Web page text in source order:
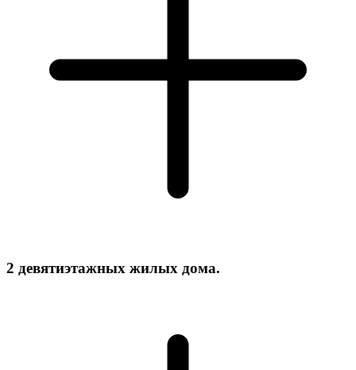
2 девятиэтажных жилых дома.